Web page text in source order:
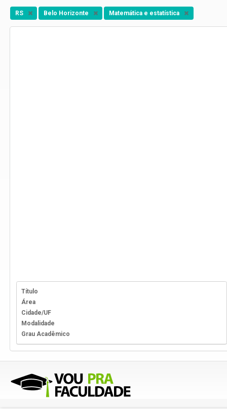
RS Belo Horizonte Matemática e estatística
Título
Área
Cidade/UF
Modalidade
Grau Acadêmico